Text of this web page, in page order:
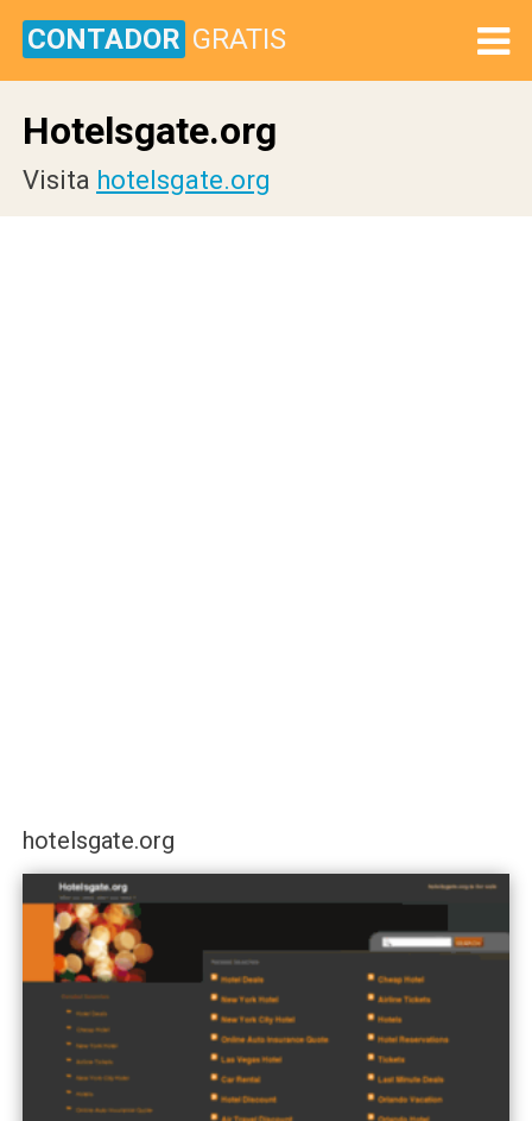
CONTADOR GRATIS
Hotelsgate.org
Visita hotelsgate.org
hotelsgate.org